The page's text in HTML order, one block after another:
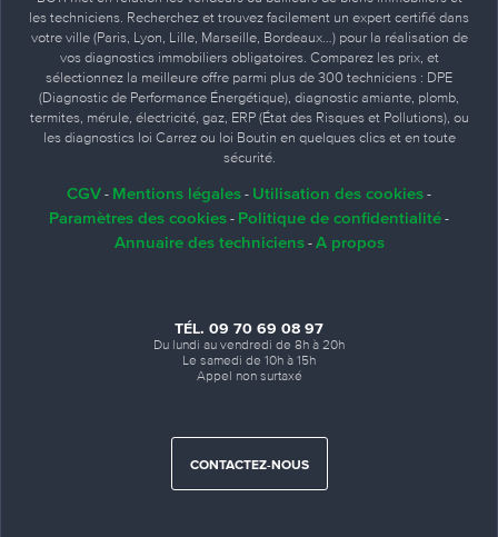
les techniciens. Recherchez et trouvez facilement un expert certifié dans
votre ville (Paris, Lyon, Lille, Marseille, Bordeaux…) pour la réalisation de
vos diagnostics immobiliers obligatoires. Comparez les prix, et
sélectionnez la meilleure offre parmi plus de 300 techniciens : DPE
(Diagnostic de Performance Énergétique), diagnostic amiante, plomb,
termites, mérule, électricité, gaz, ERP (État des Risques et Pollutions), ou
les diagnostics loi Carrez ou loi Boutin en quelques clics et en toute
sécurité.
CGV - Mentions légales - Utilisation des cookies -
Paramètres des cookies - Politique de confidentialité -
Annuaire des techniciens- A propos
TÉL. 09 70 69 08 97
Du lundi au vendredi de 8h à 20h
Le samedi de 10h à 15h
Appel non surtaxé
CONTACTEZ-NOUS